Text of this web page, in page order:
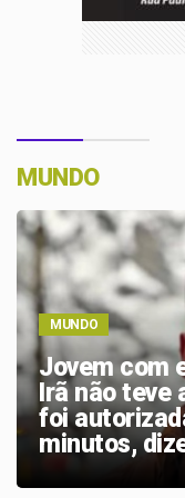
MUNDO
MUNDO
Irã marca
execução